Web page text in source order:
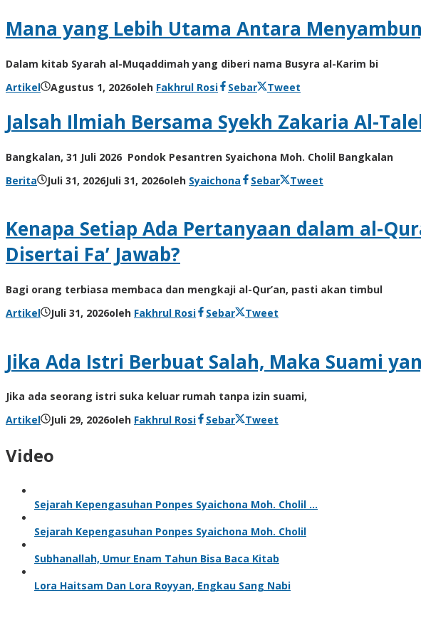
Mana yang Lebih Utama Antara
Dalam kitab Syarah al-Muqaddimah yang diberi nama Busyra al-Karim bi
Artikel
Agustus 1, 2026oleh Fakhrul Rosi Sebar Tweet
Jalsah Ilmiah Bersama Syekh Zakaria Al-
Bangkalan, 31 Juli 2026 Pondok Pesantren Syaichona Moh. Cholil Bangkalan
Berita
Juli 31, 2026Juli 31, 2026oleh Syaichona Sebar Tweet
Kenapa Setiap Ada Pertanyaan dalam al-
Disertai Fa’ Jawab?
Bagi orang terbiasa membaca dan mengkaji al-Qur’an, pasti akan timbul
Artikel
Juli 31, 2026oleh Fakhrul Rosi Sebar Tweet
Jika Ada Istri Berbuat Salah, Maka Suami
Jika ada seorang istri suka keluar rumah tanpa izin suami,
Artikel
Juli 29, 2026oleh Fakhrul Rosi Sebar Tweet
Video
Sejarah Kepengasuhan Ponpes Syaichona Moh. Cholil …
Sejarah Kepengasuhan Ponpes Syaichona Moh. Cholil
Subhanallah, Umur Enam Tahun Bisa Baca Kitab
Lora Haitsam Dan Lora Royyan, Engkau Sang Nabi